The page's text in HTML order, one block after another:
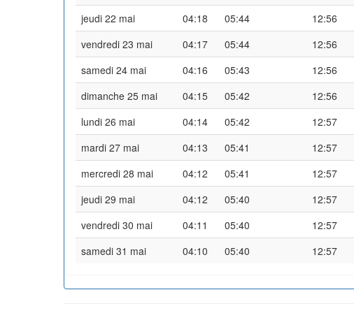
jeudi 22 mai
04:18 05:44 12:56
vendredi 23 mai
04:17 05:44 12:56
samedi 24 mai
04:16 05:43 12:56
dimanche 25 mai
04:15 05:42 12:56
lundi 26 mai
04:14 05:42 12:57
mardi 27 mai
04:13 05:41 12:57
mercredi 28 mai
04:12 05:41 12:57
jeudi 29 mai
04:12 05:40 12:57
vendredi 30 mai
04:11 05:40 12:57
samedi 31 mai
04:10 05:40 12:57